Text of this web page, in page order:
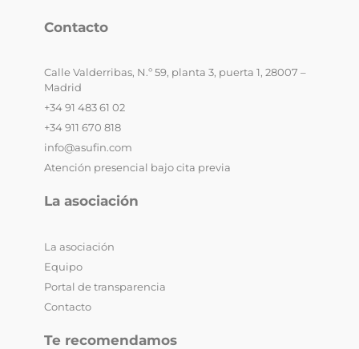
Contacto
Calle Valderribas, N.º 59, planta 3, puerta 1, 28007 –
Madrid
+34 91 483 61 02
+34 911 670 818
info@asufin.com
Atención presencial bajo cita previa
La asociación
La asociación
Equipo
Portal de transparencia
Contacto
Te recomendamos